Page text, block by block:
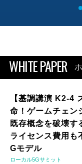
WHITE PAPER
【基調講演 K2-4
命！ゲームチェン
既存概念を破壊す
ライセンス費用
Gモデル
ローカル5Gサミット